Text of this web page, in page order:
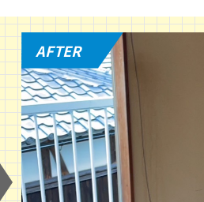
AFTER